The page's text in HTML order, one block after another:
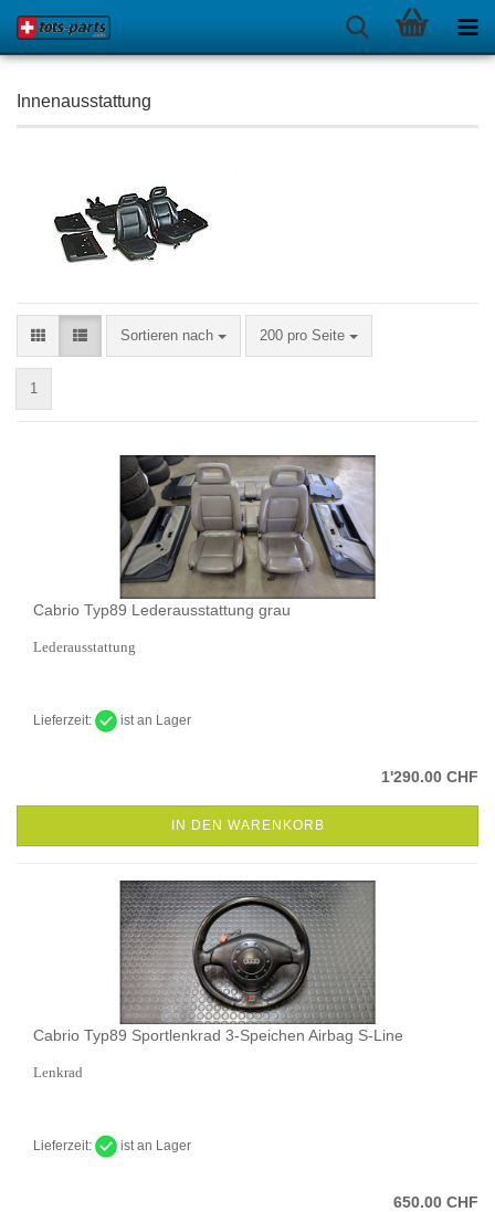
Innenausstattung
Sortieren nach
Sortieren nach 200 pro Seite
pro Seite
1
Cabrio Typ89 Lederausstattung grau
Lederausstattung
Lieferzeit: ist an Lager
1'290.00 CHF
IN DEN WARENKORB
Cabrio Typ89 Sportlenkrad 3-Speichen Airbag S-Line
Lenkrad
Lieferzeit: ist an Lager
650.00 CHF